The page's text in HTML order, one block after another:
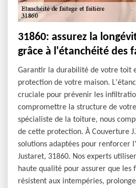
31860: assurez la
grâce à l'étanchéité des
Garantir la durabilité de votre toit
protection de votre maison.
cruciale pour prévenir les
compromettre la structure de
spécialiste de la toiture, nous
de cette protection. À Couverture
solutions adaptées pour renforcer
Justaret, 31860. Nos experts
haute qualité pour assurer que
résistent aux intempéries,